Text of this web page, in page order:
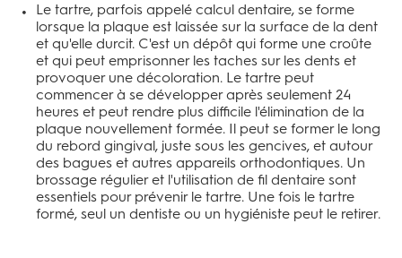
Le tartre, parfois appelé calcul dentaire, se forme
lorsque la plaque est laissée sur la surface de la dent
et qu'elle durcit. C'est un dépôt qui forme une croûte
et qui peut emprisonner les taches sur les dents et
provoquer une décoloration. Le tartre peut
commencer à se développer après seulement 24
heures et peut rendre plus difficile l'élimination de la
plaque nouvellement formée. Il peut se former le long
du rebord gingival, juste sous les gencives, et autour
des bagues et autres appareils orthodontiques. Un
brossage régulier et l'utilisation de fil dentaire sont
essentiels pour prévenir le tartre. Une fois le tartre
formé, seul un dentiste ou un hygiéniste peut le retirer.